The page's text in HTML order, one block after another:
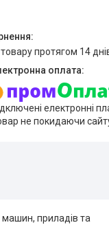
протягом 14
електронні
не покидаючи
машин, приладів та